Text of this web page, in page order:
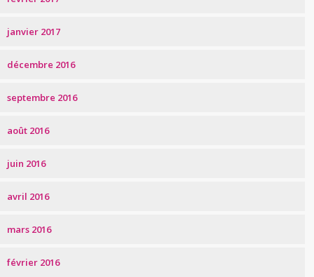
janvier 2017
décembre 2016
septembre 2016
août 2016
juin 2016
avril 2016
mars 2016
février 2016